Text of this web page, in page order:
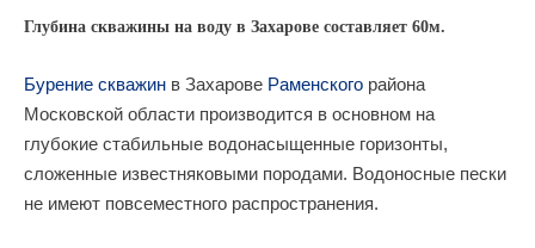
Глубина скважины на воду в Захарове составляет 60м.
Бурение скважин в Захарове Раменского района
Московской области производится в основном на
глубокие стабильные водонасыщенные горизонты,
сложенные известняковыми породами. Водоносные пески
не имеют повсеместного распространения.